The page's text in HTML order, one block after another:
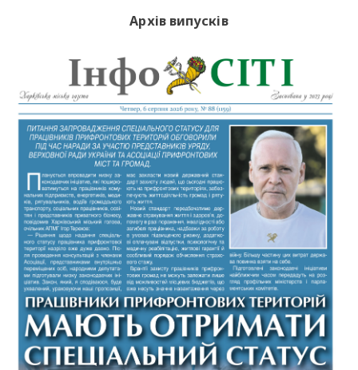
Архів випусків